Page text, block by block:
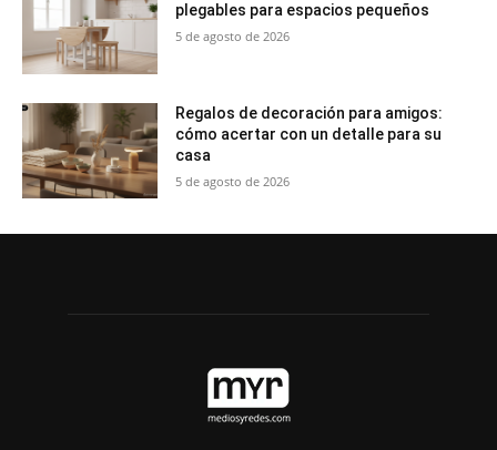
plegables para espacios pequeños
5 de agosto de 2026
Regalos de decoración para amigos:
cómo acertar con un detalle para su
casa
5 de agosto de 2026